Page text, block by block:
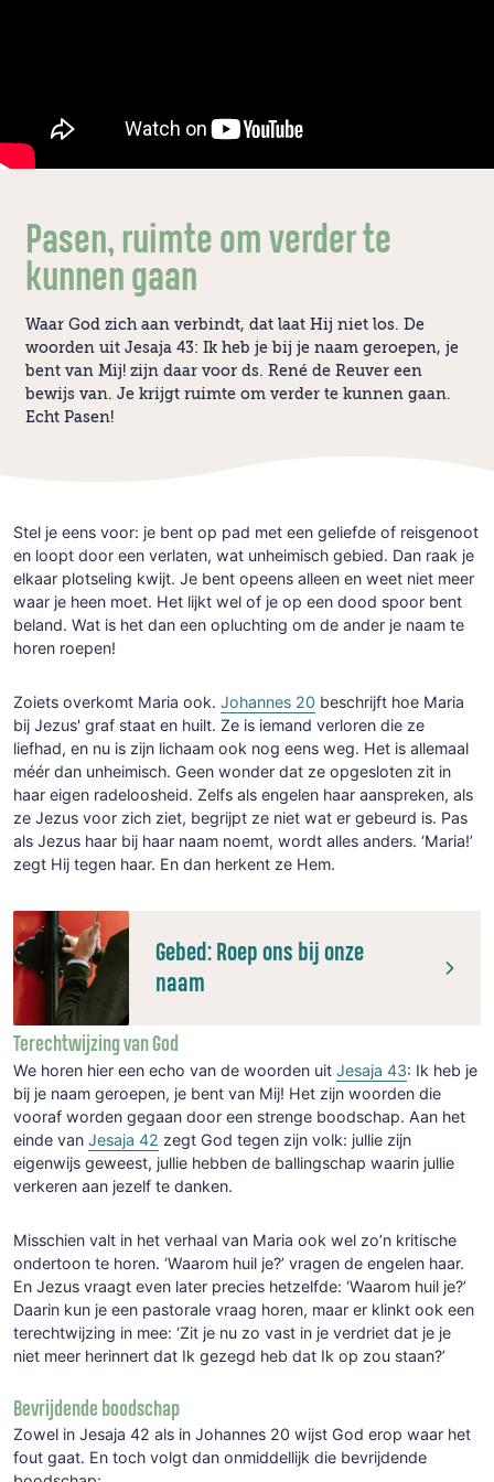
Pasen, ruimte om verder te
kunnen gaan
Waar God zich aan verbindt, dat laat Hij niet los. De
woorden uit Jesaja 43: Ik heb je bij je naam geroepen, je
bent van Mij! zijn daar voor ds. René de Reuver een
bewijs van. Je krijgt ruimte om verder te kunnen gaan.
Echt Pasen!
Stel je eens voor: je bent op pad met een geliefde of reisgenoot
en loopt door een verlaten, wat unheimisch gebied. Dan raak je
elkaar plotseling kwijt. Je bent opeens alleen en weet niet meer
waar je heen moet. Het lijkt wel of je op een dood spoor bent
beland. Wat is het dan een opluchting om de ander je naam te
horen roepen!
Zoiets overkomt Maria ook. Johannes 20 beschrijft hoe Maria
bij Jezus' graf staat en huilt. Ze is iemand verloren die ze
liefhad, en nu is zijn lichaam ook nog eens weg. Het is allemaal
méér dan unheimisch. Geen wonder dat ze opgesloten zit in
haar eigen radeloosheid. Zelfs als engelen haar aanspreken, als
ze Jezus voor zich ziet, begrijpt ze niet wat er gebeurd is. Pas
als Jezus haar bij haar naam noemt, wordt alles anders. ‘Maria!’
zegt Hij tegen haar. En dan herkent ze Hem.
Gebed: Roep ons bij onze
naam
Terechtwijzing van God
We horen hier een echo van de woorden uit Jesaja 43: Ik heb je
bij je naam geroepen, je bent van Mij! Het zijn woorden die
vooraf worden gegaan door een strenge boodschap. Aan het
einde van Jesaja 42 zegt God tegen zijn volk: jullie zijn
eigenwijs geweest, jullie hebben de ballingschap waarin jullie
verkeren aan jezelf te danken.
Misschien valt in het verhaal van Maria ook wel zo’n kritische
ondertoon te horen. ‘Waarom huil je?’ vragen de engelen haar.
En Jezus vraagt even later precies hetzelfde: ‘Waarom huil je?’
Daarin kun je een pastorale vraag horen, maar er klinkt ook een
terechtwijzing in mee: ‘Zit je nu zo vast in je verdriet dat je je
niet meer herinnert dat Ik gezegd heb dat Ik op zou staan?’
Bevrijdende boodschap
Zowel in Jesaja 42 als in Johannes 20 wijst God erop waar het
fout gaat. En toch volgt dan onmiddellijk die bevrijdende